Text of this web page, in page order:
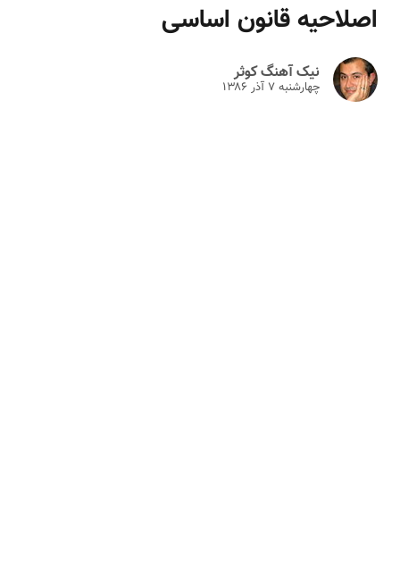
اصلاحیه قانون اساسی
نیک آهنگ کوثر
چهارشنبه ۷ آذر ۱۳۸۶